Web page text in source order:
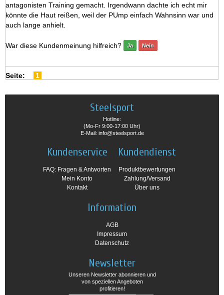
antagonisten Training gemacht. Irgendwann dachte ich echt mir
könnte die Haut reißen, weil der PUmp einfach Wahnsinn war und
auch lange anhielt.
War diese Kundenmeinung hilfreich? Ja Nein
Seite: 1
Steelsport
Hotline:
(Mo-Fr 9:00-17:00 Uhr)
E-Mail: info@steelsport.de
Kundenservice
FAQ: Fragen & Antworten
Mein Konto
Kontakt
Kundendienst
Produktbewertungen
Zahlung/Versand
Über uns
Information
AGB
Impressum
Datenschutz
Newsletter
Unseren Newsletter abonnieren und
von speziellen Angeboten
profitieren!